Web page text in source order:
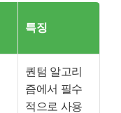
특징
퀀텀 알고리
즘에서 필수
적으로 사용